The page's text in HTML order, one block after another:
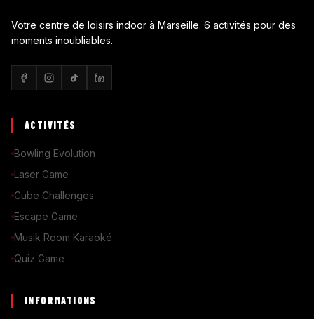
Votre centre de loisirs indoor à Marseille. 6 activités pour des
moments inoubliables.
ACTIVITÉS
Bowling Evolution
Laser Game
Cube Challenges
Escape Game
Musik Room Karaoké
Quiz Game
INFORMATIONS